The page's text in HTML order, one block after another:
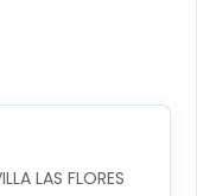
LAS FLORES